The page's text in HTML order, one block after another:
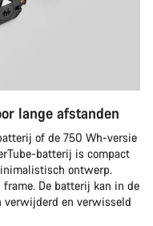
lange afstanden
of de 750 Wh-versie
batterij is compact
ontwerp.
De batterij kan in de
verwijderd en verwisseld